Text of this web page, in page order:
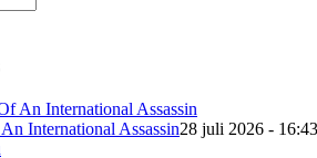
International Assassin28 juli 2026 - 16:43